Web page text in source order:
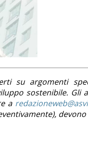
su argomenti
sostenibile.
a